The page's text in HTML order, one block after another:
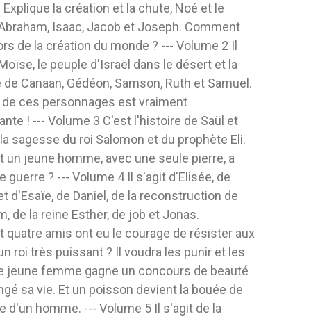
EL BEBÉ JESÚS
Silva
EN ACCIÓN DE GRACIAS, PARA
JESÚS CON CAR
Editorial:Es Futuro
Autor:
Produciones
La alabanzas y la acción de gracias
la création et la chute, Noé et le
Isaac, Jacob et Joseph. Comment
de la création du monde ? --- Volume 2 Il
le peuple d'Israël dans le désert et la
Canaan, Gédéon, Samson, Ruth et Samuel.
ces personnages est vraiment
! --- Volume 3 C'est l'histoire de Saül et
sagesse du roi Salomon et du prophète Eli.
un jeune homme, avec une seule pierre, a
guerre ? --- Volume 4 Il s'agit d'Elisée, de
d'Esaïe, de Daniel, de la reconstruction de
de la reine Esther, de job et Jonas.
quatre amis ont eu le courage de résister aux
roi très puissant ? Il voudra les punir et les
jeune femme gagne un concours de beauté
sa vie. Et un poisson devient la bouée de
d'un homme. --- Volume 5 Il s'agit de la